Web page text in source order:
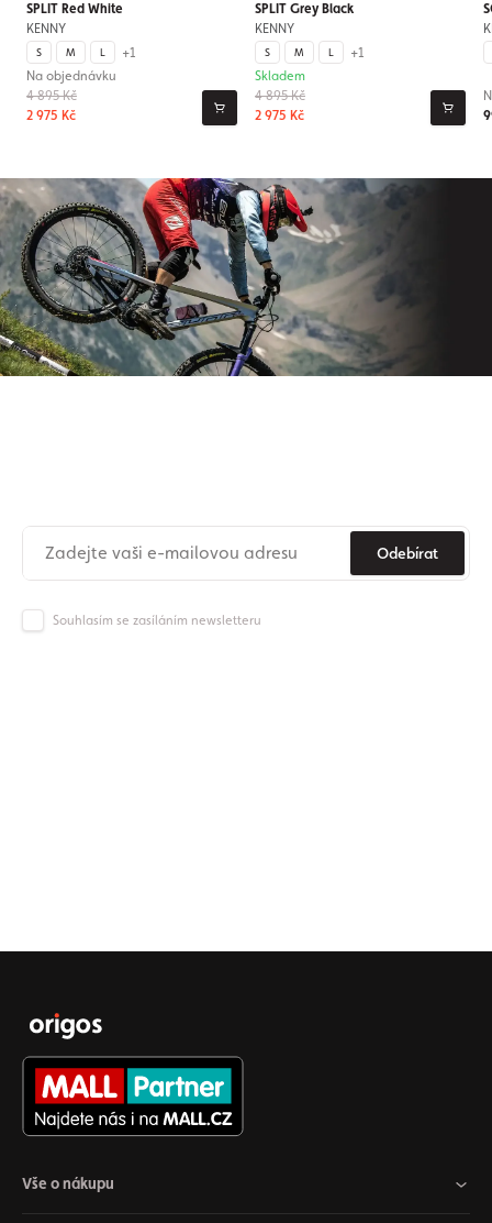
SPLIT Red White
KENNY
S M L +1
4 895 Kč
2 975 Kč
Na objednávku
SPLIT Grey Black
KENNY
S M L +1
4 895 Kč
2 975 Kč
Skladem
Odebírat
Souhlasím se zasíláním newsletteru
Vše o nákupu